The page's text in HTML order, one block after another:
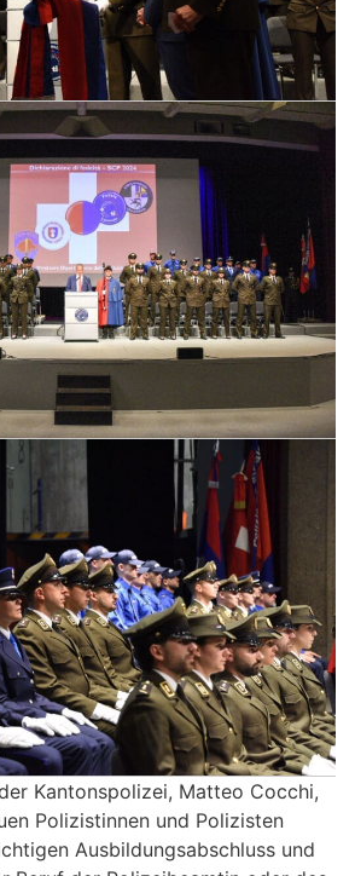
Kantonspolizei, Matteo Cocchi,
Polizistinnen und Polizisten
Ausbildungsabschluss und